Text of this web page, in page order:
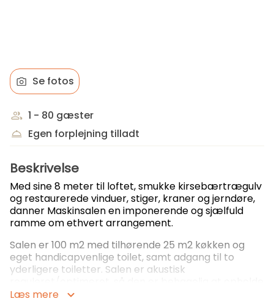
Se fotos
1 - 80 gæster
Egen forplejning tilladt
Beskrivelse
Med sine 8 meter til loftet, smukke kirsebærtrægulv
og restaurerede vinduer, stiger, kraner og jerndøre,
danner Maskinsalen en imponerende og sjælfuld
ramme om ethvert arrangement.
Salen er 100 m2 med tilhørende 25 m2 køkken og
eget handicapvenlige toilet, samt adgang til to
yderligere toiletter. Salen er akustisk
sig i - uanset om 80 gæster taler i munden på
Læs mere